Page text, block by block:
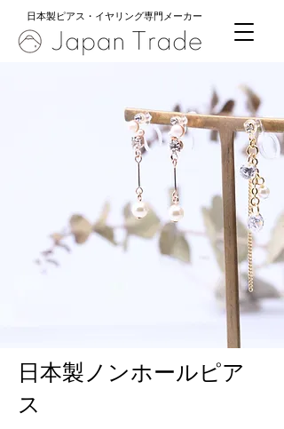
日本製ピアス・イヤリング専門メーカー
日本製ノンホールピア
ス